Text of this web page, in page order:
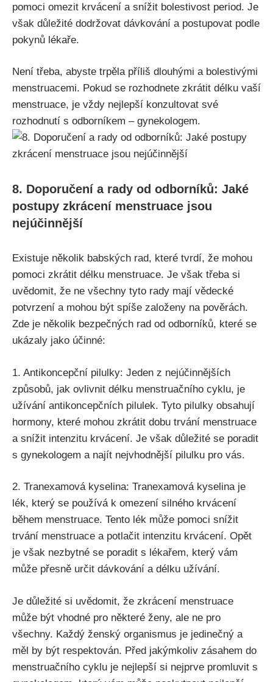
pomoci omezit krvácení a‍ snížit ⁤bolestivost period. Je
však důležité ⁢dodržovat dávkování a postupovat podle
pokynů lékaře.
Není třeba, abyste trpěla příliš dlouhými ​a bolestivými
menstruacemi. Pokud se ​rozhodnete zkrátit ⁣délku vaší
menstruace, je vždy nejlepší konzultovat své
rozhodnutí s odborníkem – gynekologem.
8. Doporučení a rady od odborníků: Jaké
postupy ⁣zkrácení menstruace jsou
nejúčinnější
Existuje několik babských rad,‌ které tvrdí, že mohou
pomoci zkrátit délku ⁤menstruace. ⁤Je však třeba si
⁢uvědomit,‍ že ne⁢ všechny tyto rady mají vědecké
‍potvrzení a mohou být spíše ⁣založeny ‌na pověrách.‌
Zde‌ je několik bezpečných rad od odborníků, které se
ukázaly ​jako účinné:
1. Antikoncepční pilulky: Jeden z nejúčinnějších
způsobů, jak ⁤ovlivnit délku menstruačního ⁣cyklu, je
užívání antikoncepčních pilulek. Tyto⁤ pilulky obsahují
‍hormony, které‌ mohou‍ zkrátit ​dobu ⁣trvání menstruace
a snížit intenzitu krvácení. Je ⁣však důležité​ se poradit
s gynekologem a ⁣najít⁢ nejvhodnější ⁤pilulku pro vás.
2.⁢ Tranexamová kyselina: ​Tranexamová kyselina je
lék, který se používá k⁤ omezení silného krvácení
během menstruace. Tento lék může pomoci ‌snížit
trvání menstruace​ a potlačit intenzitu‌ krvácení. Opět
je ‌však nezbytné se poradit s lékařem, který vám
může přesně určit‌ dávkování a délku užívání.
Je důležité si uvědomit, že zkrácení menstruace
⁣může ⁤být vhodné pro⁣ některé ⁢ženy, ale ne⁤ pro
všechny. Každý ženský organismus je jedinečný‌ a ​
měl by být respektován. Před jakýmkoliv zásahem do
menstruačního ⁤cyklu je nejlepší si nejprve promluvit s